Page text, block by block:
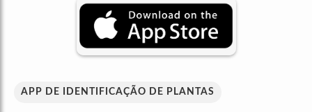
APP DE IDENTIFICAÇÃO DE PLANTAS